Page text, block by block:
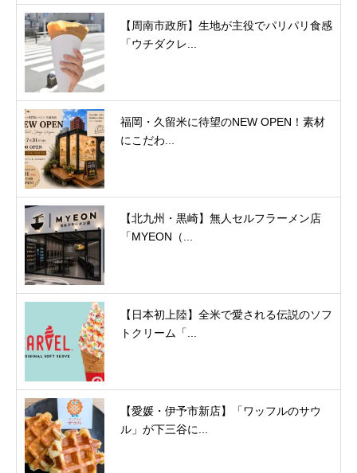
【周南市政所】生地が主役でパリパリ食感
「ウチダクレ...
福岡・久留米に待望のNEW OPEN！素材
にこだわ...
【北九州・黒崎】無人セルフラーメン店
「MYEON（...
【日本初上陸】全米で愛される伝説のソフ
トクリーム「...
【愛媛・伊予市新店】「ワッフルのサウ
ル」が下三谷に...